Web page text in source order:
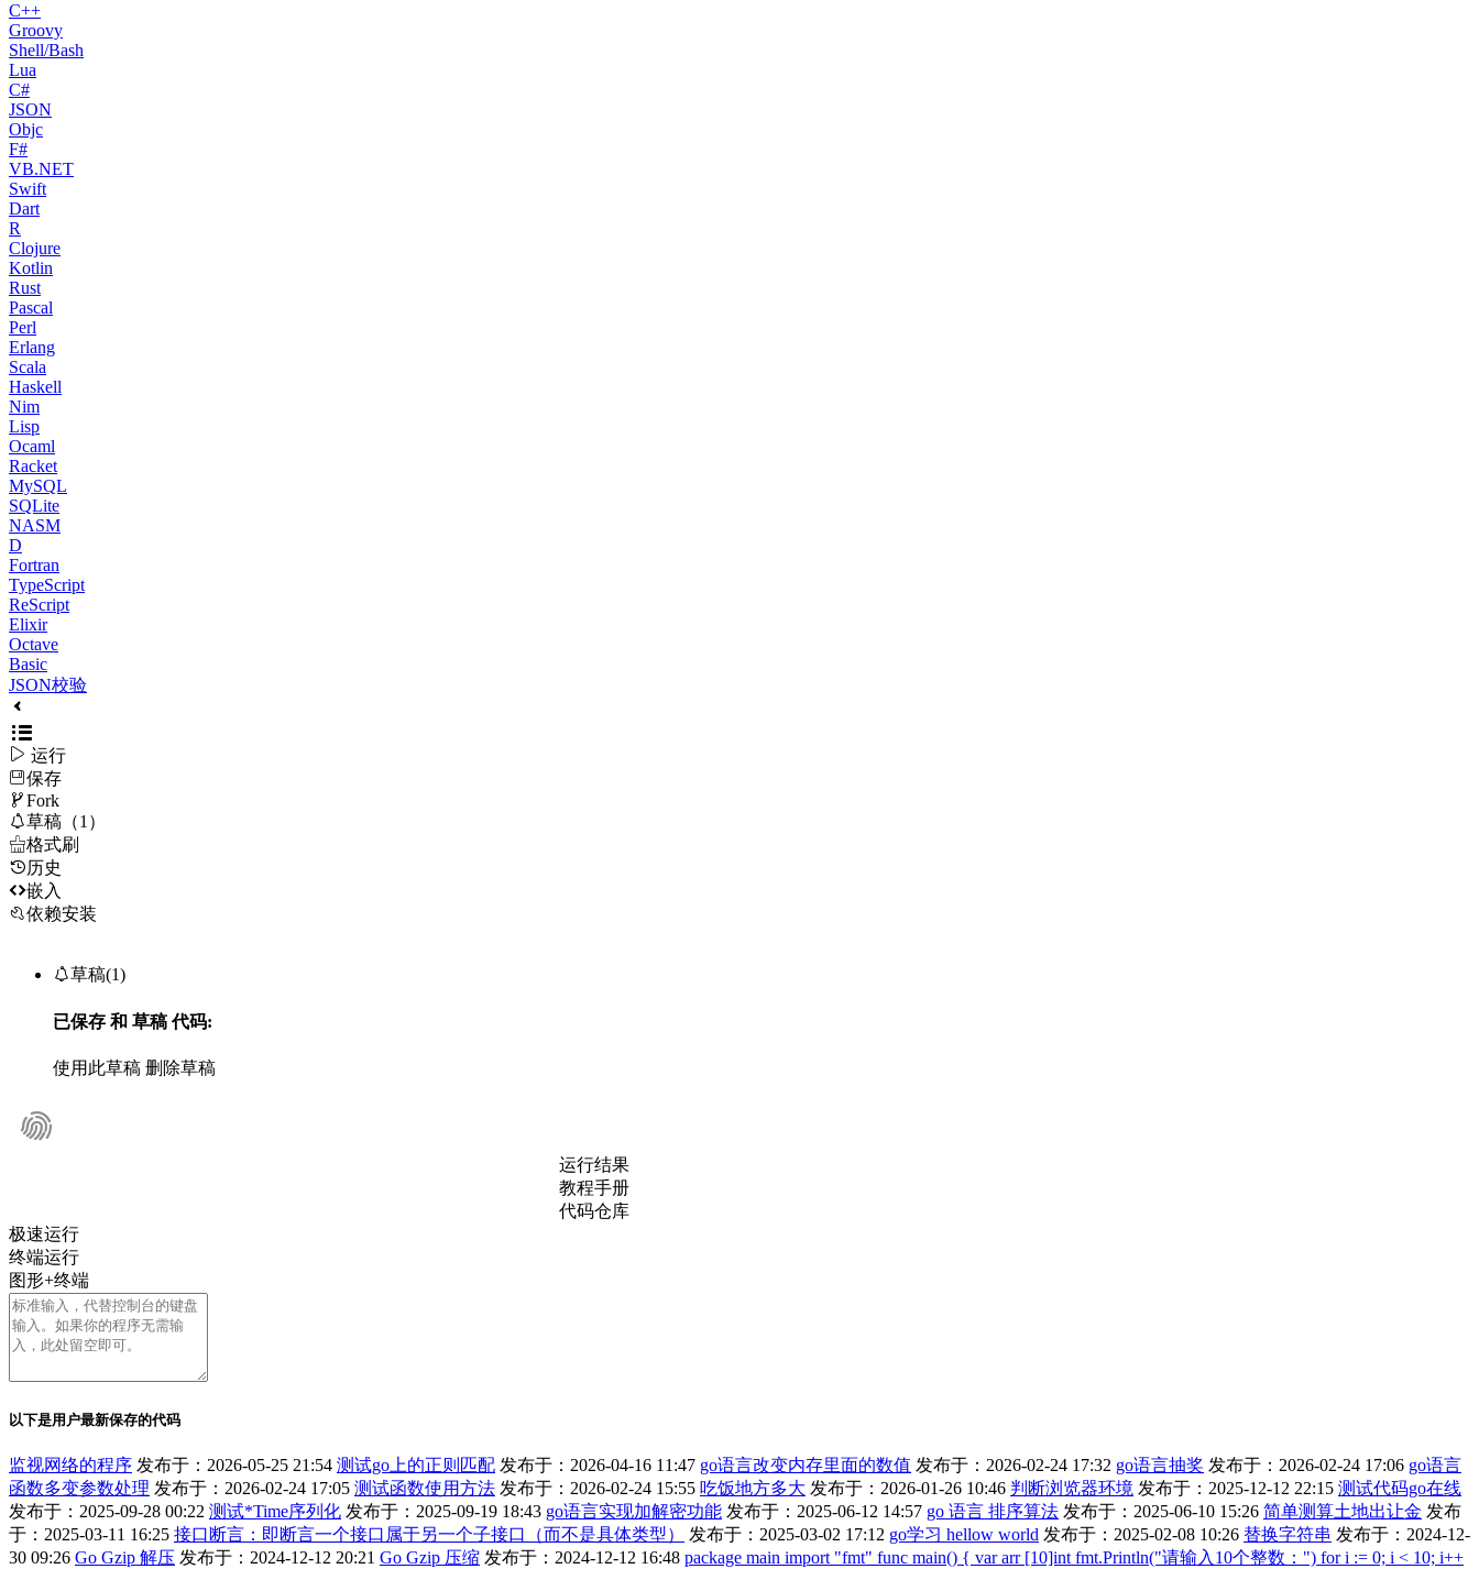
C++
Groovy
Shell/Bash
Lua
C#
JSON
Objc
F#
VB.NET
Swift
Dart
R
Clojure
Kotlin
Rust
Pascal
Perl
Erlang
Scala
Haskell
Nim
Lisp
Ocaml
Racket
MySQL
SQLite
NASM
D
Fortran
TypeScript
ReScript
Elixir
Octave
Basic
JSON校验
 运行
保存
Fork
草稿（1）
格式刷
历史
嵌入
依赖安装
草稿(1)
已保存 和 草稿代码:
使用此草稿 删除草稿
运行结果
教程手册
代码仓库
极速运行
终端运行
图形+终端
以下是用户最新保存的代码
监视网络的程序 发布于：2026-05-25 21:54 测试go上的正则匹配 发布于：2026-04-16 11:47 go语言改变内存里面的数值 发布于：2026-02-24 17:32 go语言抽奖 发布于：2026-02-24 17:06 go语言
函数多变参数处理 发布于：2026-02-24 17:05 测试函数使用方法 发布于：2026-02-24 15:55 吃饭地方多大 发布于：2026-01-26 10:46 判断浏览器环境 发布于：2025-12-12 22:15 测试代码go在线
发布于：2025-09-28 00:22 测试*Time序列化 发布于：2025-09-19 18:43 go语言实现加解密功能 发布于：2025-06-12 14:57 go 语言 排序算法 发布于：2025-06-10 15:26 简单测算土地出让金 发布
于：2025-03-11 16:25 接口断言：即断言一个接口属于另一个子接口（而不是具体类型） 发布于：2025-03-02 17:12 go学习 hellow world 发布于：2025-02-08 10:26 替换字符串 发布于：2024-12-
30 09:26 Go Gzip 解压 发布于：2024-12-12 20:21 Go Gzip 压缩 发布于：2024-12-12 16:48 package main import "fmt" func main() { var arr [10]int fmt.Println("请输入10个整数：") for i := 0; i < 10; i++